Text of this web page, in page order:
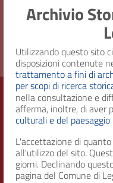
Archivio
Utilizzando questo sito
disposizioni contenute
trattamento a fini di
per scopi di ricerca
nella consultazione e
afferma, inoltre, di aver
culturali e del paesaggio
L'accettazione di
all'utilizzo del sito.
giorni. Declinando
pagina del Comune di
Originale su
Città di
RECAPITI